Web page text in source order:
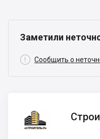
Заметили
 Сообщить о
Строитель-
П